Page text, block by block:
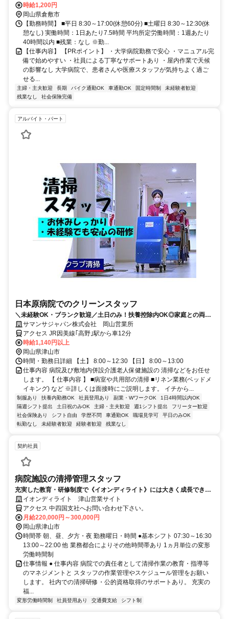
時給1,200円
岡山県倉敷市
【勤務時間】 ■平日 8:30～17:00(休憩60分) ■土曜日 8:30～12:30(休
憩なし) 実働時間：1日あたり7.5時間 平均所定労働時間：1週あたり
40時間以内 ■残業：なし ※勤...
【仕事内容】 【PRポイント】 ・大学病院勤務で安心 ・マニュアル完
備で始めやすい ・社員による丁寧なサポートあり ・屋内作業で天候
の影響なし 大学病院で、患者さんや医療スタッフが気持ちよく過ご
せる...
主婦・主夫歓迎 長期 バイク通勤OK 車通勤OK 固定時間制
未経験者歓迎
残業なし
社会保険完備
アルバイト・パート
日本原病院でのクリーンスタッフ
＼未経験OK・ブランク歓迎／土日のみ！扶養控除内OK◎家庭との両立
にも最適
サマンサジャパン株式会社 岡山営業所
アクセス JR因美線｢高野｣駅から車12分
時給1,140円以上
岡山県津山市
時間・勤務日詳細 【土】 8:00～12:30 【日】 8:00～13:00
仕事内容 病院及び敷地内併設介護老人保健施設の 清掃などをお任せ
します。 【 仕事内容 】 ■病室や共用部の清掃 ■リネン業務(ベッドメ
イキング) など ※詳しくは面接時にご説明します。 イチから...
制服あり 扶養内勤務OK 社員登用あり 副業・WワークOK
1日4時間以内OK
隔週シフト提出
土日祝のみOK 主婦・主夫歓迎 週1シフト提出
フリーター歓迎
社会保険あり
シフト自由 学歴不問 車通勤OK 職場見学可
平日のみOK
転勤なし
未経験者歓迎 経験者歓迎 残業なし
契約社員
病院施設の清掃管理スタッフ
充実した教育・研修制度で《イオンディライト》には大きく成長できる
環境があります。
イオンディライト 津山営業サイト
アクセス 中四国支社へお問い合わせ下さい。
月給220,000円～300,000円
岡山県津山市
時間帯 朝、昼、夕方・夜 勤務曜日・時間 ●基本シフト 07:30～16:30
13:00～22:00 他 業務都合によりその他時間帯あり 1ヵ月単位の変形
労働時間制
仕事情報 ● 仕事内容 病院での責任者として清掃作業の教育・指導等
のマネジメントと スタッフの作業管理やスケジュール管理をお願い
します。 社内での清掃研修・公的資格取得のサポートあり。 充実の
福...
変形労働時間制 社員登用あり 交通費支給 シフト制